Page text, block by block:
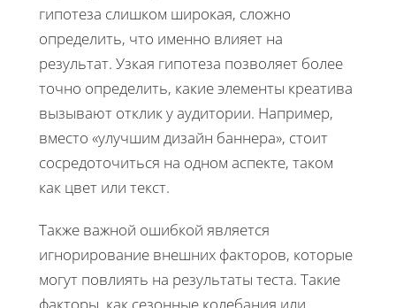
гипотеза слишком широкая, сложно
определить, что именно влияет на
результат. Узкая гипотеза позволяет более
точно определить, какие элементы креатива
вызывают отклик у аудитории. Например,
вместо «улучшим дизайн баннера», стоит
сосредоточиться на одном аспекте, таком
как цвет или текст.
Также важной ошибкой является
игнорирование внешних факторов, которые
могут повлиять на результаты теста. Такие
факторы, как сезонные колебания или